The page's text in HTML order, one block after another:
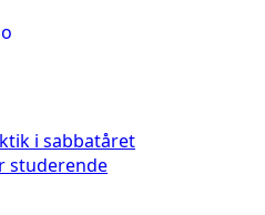
i sabbatåret
studerende